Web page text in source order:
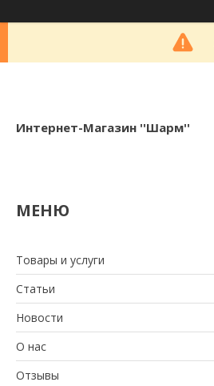
Интернет-Магазин ''Шарм''
Товары и услуги
Статьи
Новости
О нас
Отзывы